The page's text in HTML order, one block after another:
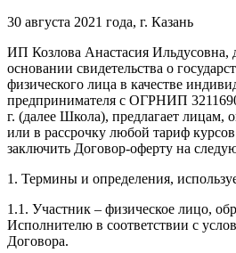
30 августа 2021 года, г. Казань
ИП Козлова Анастасия Ильдусовна,
основании свидетельства о
физического лица в качестве
предпринимателя с ОГРНИП
г. (далее Школа), предлагает
или в рассрочку любой тариф
заключить Договор-оферту на
1. Термины и определения,
1.1. Участник – физическое лицо,
Исполнителю в соответствии с
Договора.